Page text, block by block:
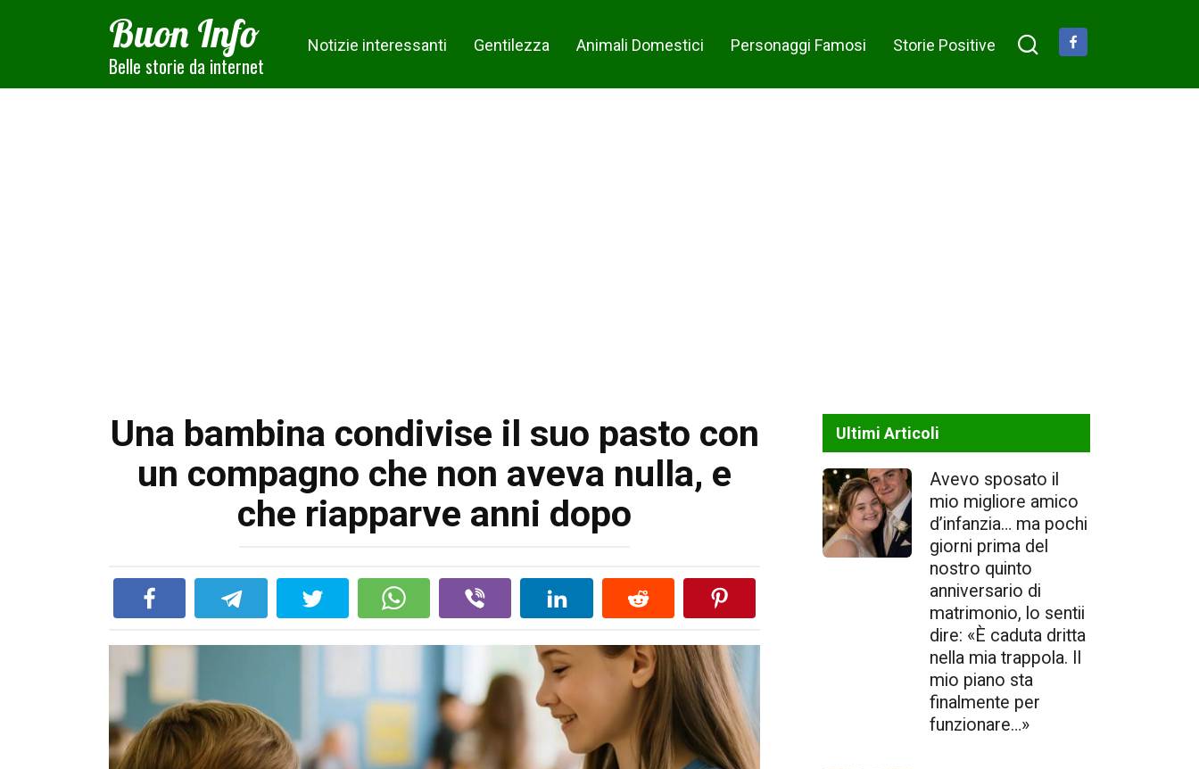
Buon Info
Belle storie da internet
Notizie interessanti Gentilezza Animali Domestici Personaggi Famosi Storie Positive
Una bambina condivise il suo pasto con
un compagno che non aveva nulla, e
che riapparve anni dopo
Ultimi Articoli
Avevo sposato il
mio migliore amico
d’infanzia… ma pochi
giorni prima del
nostro quinto
anniversario di
matrimonio, lo sentii
dire: «È caduta dritta
nella mia trappola. Il
mio piano sta
finalmente per
funzionare…»
persona cara?